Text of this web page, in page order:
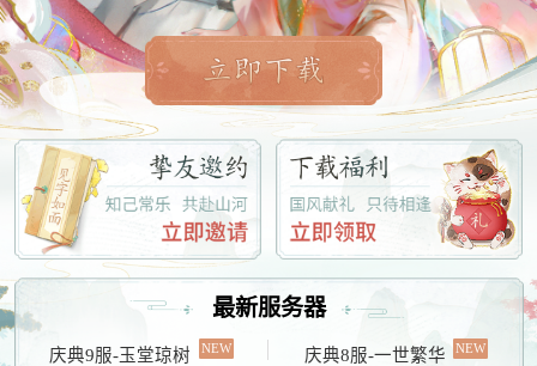
最新服务器
庆典9服-玉堂琼树 庆典8服-一世繁华